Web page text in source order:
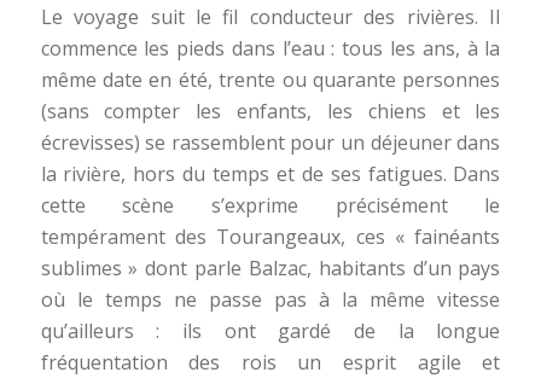
Le voyage suit le fil conducteur des rivières. Il
commence les pieds dans l’eau : tous les ans, à la
même date en été, trente ou quarante personnes
(sans compter les enfants, les chiens et les
écrevisses) se rassemblent pour un déjeuner dans
la rivière, hors du temps et de ses fatigues. Dans
cette scène s’exprime précisément le
tempérament des Tourangeaux, ces « fainéants
sublimes » dont parle Balzac, habitants d’un pays
où le temps ne passe pas à la même vitesse
qu’ailleurs : ils ont gardé de la longue
fréquentation des rois un esprit agile et